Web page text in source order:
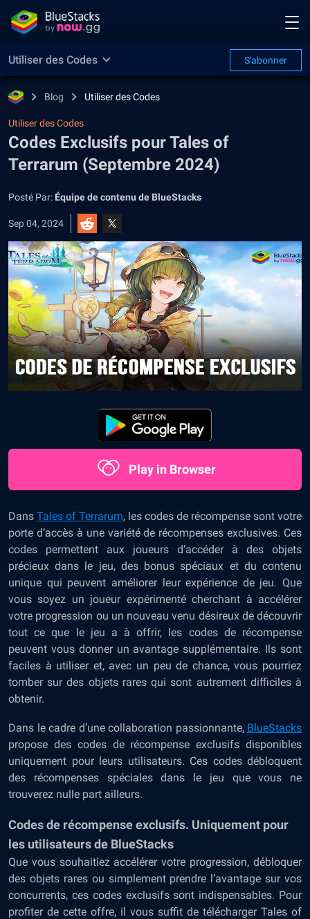
Utiliser des Codes S'abonner
Blog Utiliser des Codes
Utiliser des Codes
Codes Exclusifs pour Tales of
Terrarum (Septembre 2024)
Posté Par: Équipe de contenu de BlueStacks
Sep 04, 2024
Play in Browser
Dans Tales of Terrarum, les codes de récompense sont votre
porte d’accès à une variété de récompenses exclusives. Ces
codes permettent aux joueurs d’accéder à des objets
précieux dans le jeu, des bonus spéciaux et du contenu
unique qui peuvent améliorer leur expérience de jeu. Que
vous soyez un joueur expérimenté cherchant à accélérer
votre progression ou un nouveau venu désireux de découvrir
tout ce que le jeu a à offrir, les codes de récompense
peuvent vous donner un avantage supplémentaire. Ils sont
faciles à utiliser et, avec un peu de chance, vous pourriez
tomber sur des objets rares qui sont autrement difficiles à
obtenir.
Dans le cadre d’une collaboration passionnante, BlueStacks
propose des codes de récompense exclusifs disponibles
uniquement pour leurs utilisateurs. Ces codes débloquent
des récompenses spéciales dans le jeu que vous ne
trouverez nulle part ailleurs.
Codes de récompense exclusifs. Uniquement pour
les utilisateurs de BlueStacks
Que vous souhaitiez accélérer votre progression, débloquer
des objets rares ou simplement prendre l’avantage sur vos
concurrents, ces codes exclusifs sont indispensables. Pour
profiter de cette offre, il vous suffit de télécharger Tales of